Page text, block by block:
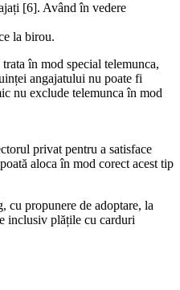
[6]. Având în vedere
la birou.
în mod special telemunca,
angajatului nu poate fi
nu exclude telemunca în mod
privat pentru a satisface
aloca în mod corect acest tip
cu propunere de adoptare, la
inclusiv plățile cu carduri